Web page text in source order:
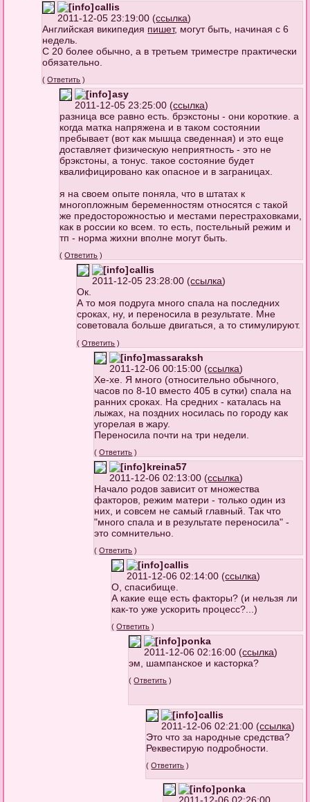
callis
2011-12-05 23:19:00 (ссылка)
Английская википедия пишет, могут быть, начиная с 6
недель.
С 20 более обычно, а в третьем триместре практически
обязательно.
(Ответить )
asy
2011-12-05 23:25:00 (ссылка)
разница все равно есть. брэкстоны - они короткие. а
когда матка напряжена и в таком состоянии
пребывает (вот как мышца сведенная) и это еще
доставляет физическую неприятность - это не
брэкстоны, а тонус. такое состояние будет
квалифицировано как опасное и в заграницах.
я на своем опыте поняла, что в штатах к
многопложным беременностям относятся с такой
же предосторожностью и местами перестраховками,
как в россии ко всем. то есть, постельный режим и
тп - норма жихни вполне могут быть.
(Ответить )
callis
2011-12-05 23:28:00 (ссылка)
Ок.
А то моя подруга много спала на последних
сроках, ну, и переносила в результате. Мне
советовала больше двигаться, а то стимулируют.
(Ответить )
massaraksh
2011-12-06 00:15:00 (ссылка)
Хе-хе. Я много (относительно обычного,
часов по 8-10 вместо 405 в сутки) спала на
ранних сроках. На средних - каталась на
лыжах, на поздних носилась по городу как
угорелая в жару.
Переносила почти на три недели.
(Ответить )
kreina57
2011-12-06 02:13:00 (ссылка)
Начало родов зависит от множества
факторов, режим матери - только один из
них, и совсем не самый главный. Так что
"много спала и в результате переносила" -
это сомнительно.
(Ответить )
callis
2011-12-06 02:14:00 (ссылка)
О, спасибище.
А какие еще есть факторы? (и нельзя ли
как-то уже ускорить процесс?...)
(Ответить )
ponka
2011-12-06 02:16:00 (ссылка)
эм, шампанское и касторка?
(Ответить )
callis
2011-12-06 02:21:00 (ссылка)
Это что за народные средства?
Реквестирую подробности.
(Ответить )
ponka